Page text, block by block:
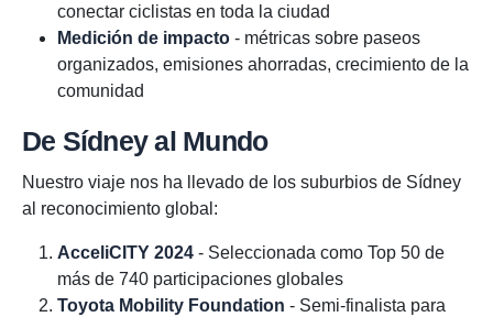
conectar ciclistas en toda la ciudad
Medición de impacto - métricas sobre paseos
organizados, emisiones ahorradas, crecimiento de la
comunidad
De Sídney al Mundo
Nuestro viaje nos ha llevado de los suburbios de Sídney
al reconocimiento global:
AcceliCITY 2024 - Seleccionada como Top 50 de
más de 740 participaciones globales
Toyota Mobility Foundation - Semi-finalista para